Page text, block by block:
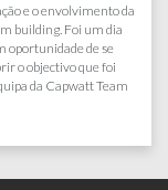
há cerca de 13
Empresa...
rigor e a
a equipa Jump, são
a continuar a trabalhar
os meus eventos